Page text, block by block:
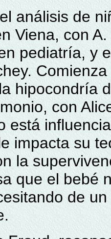
análisis de
Viena, con
pediatría, y
hipocondría
con
está
impacta su
la
que el bebé
de